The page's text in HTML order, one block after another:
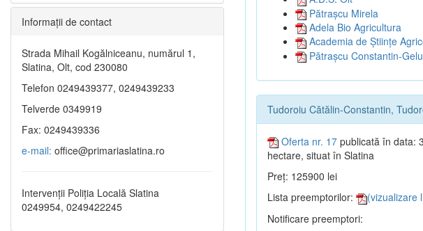
Pătrașcu Mirela
Adela Bio Agricultura
Academia de Științe
Pătrașcu Constantin-Gelu
Tudoroiu Cătălin-Constantin,
Oferta nr. 17 publicată în data:
hectare, situat în Slatina
Preț: 125900 lei
Lista preemptorilor:
(vizualizare
Notificare preemptori:
Informaţii de contact
Strada Mihail Kogălniceanu, numărul 1,
Slatina, Olt, cod 230080
Telefon 0249439377, 0249439233
Telverde 0349919
Fax: 0249439336
e-mail: office@primariaslatina.ro
Intervenții Poliția Locală Slatina
0249954, 0249422245